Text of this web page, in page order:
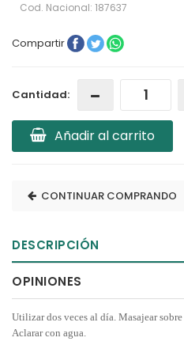
Cod. Nacional: 187637
Compartir
Cantidad:
Añadir al carrito
CONTINUAR COMPRANDO
DESCRIPCIÓN
OPINIONES
Utilizar dos veces al día. Masajear
Aclarar con agua.